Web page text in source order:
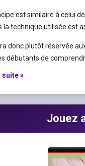
est similaire à celui
la technique utilisée est
donc plutôt réservée
débutants de
suite »
Jouez